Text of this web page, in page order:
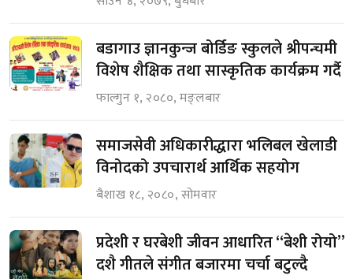
बडागाउ ज्ञानकुन्ज बोर्डिङ स्कुलले श्रीपन्चमी
विशेष शैक्षिक तथा सास्कृतिक कार्यक्रम गर्दै
फाल्गुन १, २०८०, मङ्लबार
समाजसेवी अधिकारीद्धारा भलिबल खेलाडी
विनोदको उपचारार्थ आर्थिक सहयोग
बैशाख १८, २०८०, सोमवार
प्रदेशी र घरबेशी जीवन आधारित “बेशी रोयो”
दशै गीतले संगीत बजारमा चर्चा बटुल्दै